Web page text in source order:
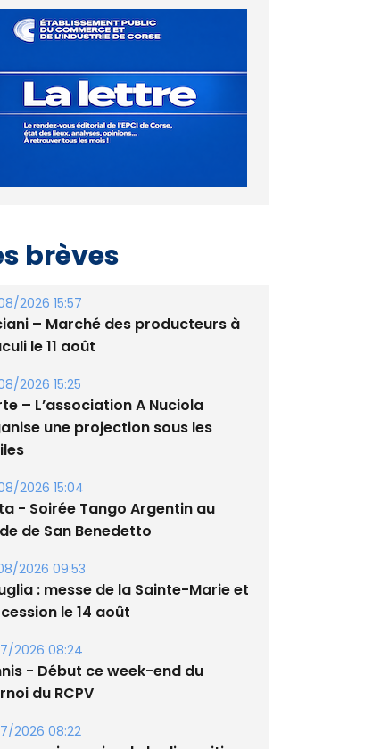
brèves
2026 15:57
le 11 août
2026 15:25
– L’association A Nuciola
2026 15:04
de San Benedetto
2026 09:53
le 14 août
2026 08:24
du RCPV